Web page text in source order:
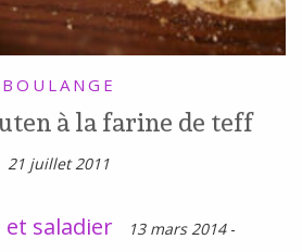
BOULANGE
à la farine de teff
21 juillet 2011
et saladier 13 mars 2014 -